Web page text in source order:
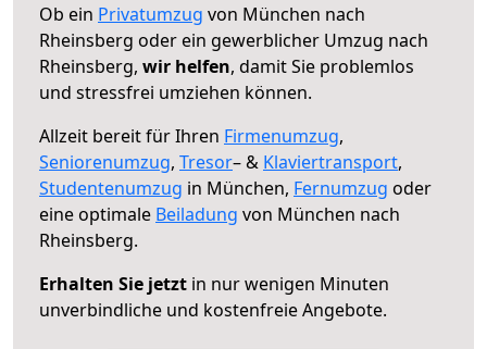
Ob ein Privatumzug von München nach
Rheinsberg oder ein gewerblicher Umzug nach
Rheinsberg, wir helfen, damit Sie problemlos
und stressfrei umziehen können.
Allzeit bereit für Ihren Firmenumzug,
Seniorenumzug, Tresor– & Klaviertransport,
Studentenumzug in München, Fernumzug oder
eine optimale Beiladung von München nach
Rheinsberg.
Erhalten Sie jetzt in nur wenigen Minuten
unverbindliche und kostenfreie Angebote.